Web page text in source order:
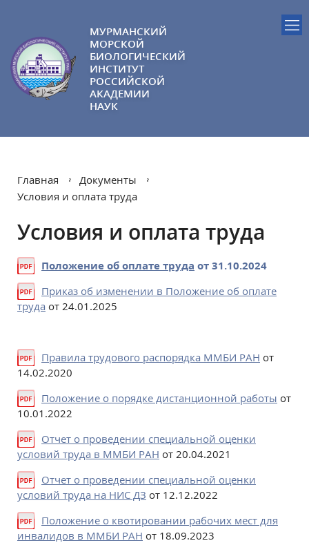
МУРМАНСКИЙ
МОРСКОЙ
БИОЛОГИЧЕСКИЙ
ИНСТИТУТ
РОССИЙСКОЙ
АКАДЕМИИ
НАУК
Главная
Документы
Условия и оплата труда
Условия и оплата труда
Положение об оплате труда от 31.10.2024
Приказ об изменении в Положение об оплате
труда от 24.01.2025
Правила трудового распорядка ММБИ РАН от
14.02.2020
Положение о порядке дистанционной работы от
10.01.2022
Отчет о проведении специальной оценки
условий труда в ММБИ РАН от 20.04.2021
Отчет о проведении специальной оценки
условий труда на НИС ДЗ от 12.12.2022
Положение о квотировании рабочих мест для
инвалидов в ММБИ РАН от 18.09.2023